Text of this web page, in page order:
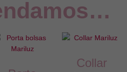
Collar